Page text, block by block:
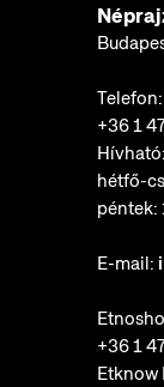
Telefon:
+36 1
Hívható:
hétfő-
E-mail:
+36 1
Etknow